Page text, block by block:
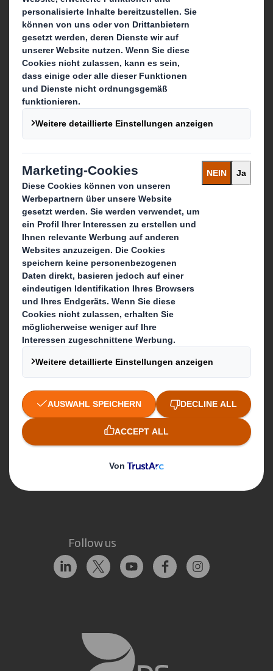
Wer wir sind
Über DS Smith
Über International Paper
Zusammenschluss von IP + DS Smith
Nachhaltigkeit
Unser Unternehmenszweck
Karriere & Jobs
Was wir tun
Verpackungen
Displays & Point-of-Sale
Services rund um Verpackung & Display
Recycling-Dienstleistungen
Papierprodukte
Hier erreichen Sie uns
Unsere Standorte
Kontaktieren Sie uns
Follow us